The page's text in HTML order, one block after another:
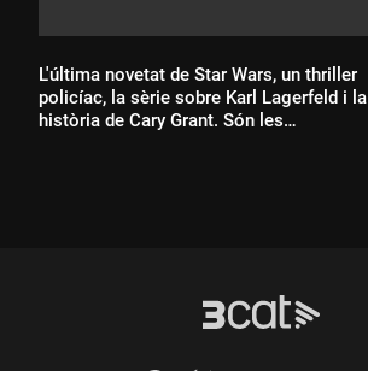
L'última novetat de Star Wars, un thriller
policíac, la sèrie sobre Karl Lagerfeld i la
història de Cary Grant. Són les